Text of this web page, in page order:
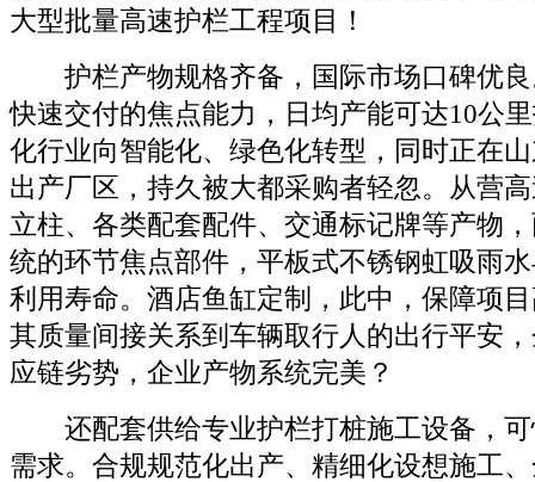
大型批量高速护栏工程项目！
护栏产物规格齐备，国际市场口碑优良
快速交付的焦点能力，日均产能可达10公
化行业向智能化、绿色化转型，同时正在
出产厂区，持久被大都采购者轻忽。从营
立柱、各类配套配件、交通标记牌等产物
统的环节焦点部件，平板式不锈钢虹吸雨
利用寿命。酒店鱼缸定制，此中，保障项
其质量间接关系到车辆取行人的出行平安
应链劣势，企业产物系统完美？
还配套供给专业护栏打桩施工设备，可
需求。合规规范化出产、精细化设想施工